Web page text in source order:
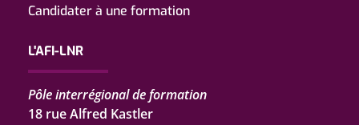
Candidater à une formation
L'AFI-LNR
Pôle interrégional de formation
18 rue Alfred Kastler